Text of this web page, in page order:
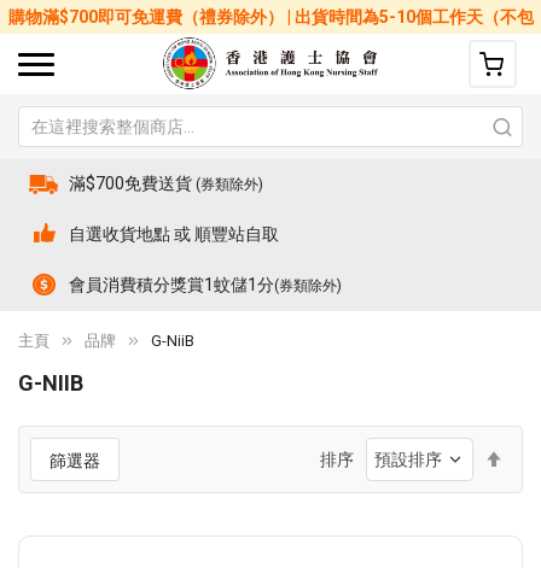
購物滿$700即可免運費（禮券除外） | 出貨時間為5-10個工作天（不包
括星期六、日及公眾假期）
滿$700免費送貨 (券類除外)
自選收貨地點 或 順豐站自取
會員消費積分獎賞1蚊儲1分(券類除外)
主頁 品牌 G-NiiB
G-NIIB
篩選器 排序
降